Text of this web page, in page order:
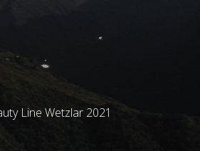
Line Wetzlar 2021